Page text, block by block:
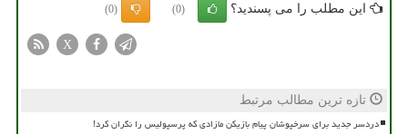
این مطلب را می پسندید؟ (0)
(0)
X
تازه ترین مطالب مرتبط
دردسر جدید برای سرخپوشان پیام بازیکن مازادی که پرسپولیس را نگران کرد!